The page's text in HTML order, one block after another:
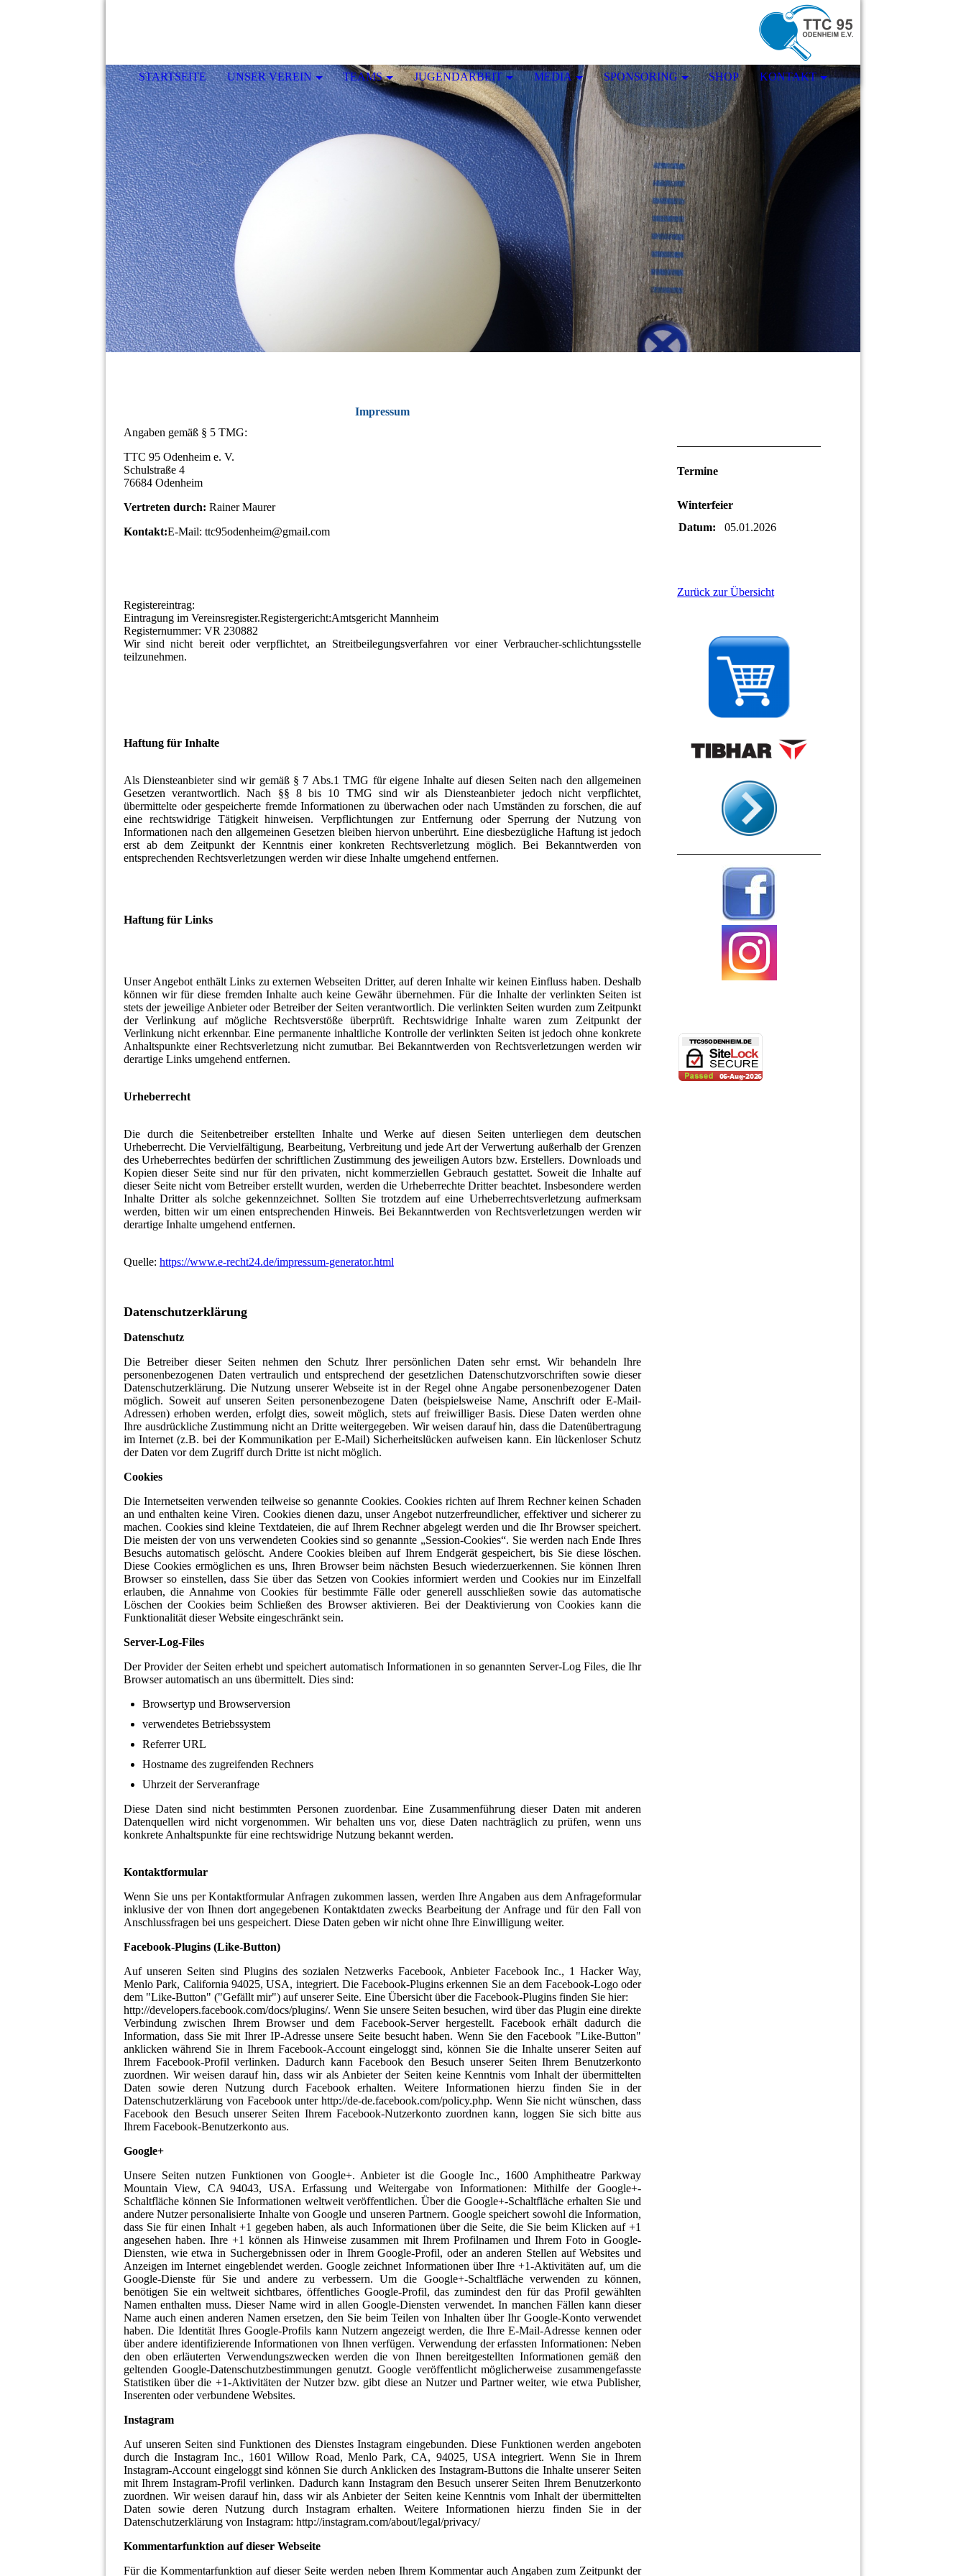
STARTSEITE UNSER VEREIN TEAMS JUGENDARBEIT MEDIA SPONSORING SHOP KONTAKT
Impressum
Angaben gemäß § 5 TMG:
TTC 95 Odenheim e. V.
Schulstraße 4
76684 Odenheim
Vertreten durch: Rainer Maurer
Kontakt:E-Mail: ttc95odenheim@gmail.com
Registereintrag:
Eintragung im Vereinsregister.Registergericht:Amtsgericht Mannheim
Registernummer: VR 230882
Wir sind nicht bereit oder verpflichtet, an Streitbeilegungsverfahren vor einer Verbraucher-schlichtungsstelle
teilzunehmen.
Haftung für Inhalte
Als Diensteanbieter sind wir gemäß § 7 Abs.1 TMG für eigene Inhalte auf diesen Seiten nach den allgemeinen
Gesetzen verantwortlich. Nach §§ 8 bis 10 TMG sind wir als Diensteanbieter jedoch nicht verpflichtet,
übermittelte oder gespeicherte fremde Informationen zu überwachen oder nach Umständen zu forschen, die auf
eine rechtswidrige Tätigkeit hinweisen. Verpflichtungen zur Entfernung oder Sperrung der Nutzung von
Informationen nach den allgemeinen Gesetzen bleiben hiervon unberührt. Eine diesbezügliche Haftung ist jedoch
erst ab dem Zeitpunkt der Kenntnis einer konkreten Rechtsverletzung möglich. Bei Bekanntwerden von
entsprechenden Rechtsverletzungen werden wir diese Inhalte umgehend entfernen.
Haftung für Links
Unser Angebot enthält Links zu externen Webseiten Dritter, auf deren Inhalte wir keinen Einfluss haben. Deshalb
können wir für diese fremden Inhalte auch keine Gewähr übernehmen. Für die Inhalte der verlinkten Seiten ist
stets der jeweilige Anbieter oder Betreiber der Seiten verantwortlich. Die verlinkten Seiten wurden zum Zeitpunkt
der Verlinkung auf mögliche Rechtsverstöße überprüft. Rechtswidrige Inhalte waren zum Zeitpunkt der
Verlinkung nicht erkennbar. Eine permanente inhaltliche Kontrolle der verlinkten Seiten ist jedoch ohne konkrete
Anhaltspunkte einer Rechtsverletzung nicht zumutbar. Bei Bekanntwerden von Rechtsverletzungen werden wir
derartige Links umgehend entfernen.
Urheberrecht
Die durch die Seitenbetreiber erstellten Inhalte und Werke auf diesen Seiten unterliegen dem deutschen
Urheberrecht. Die Vervielfältigung, Bearbeitung, Verbreitung und jede Art der Verwertung außerhalb der Grenzen
des Urheberrechtes bedürfen der schriftlichen Zustimmung des jeweiligen Autors bzw. Erstellers. Downloads und
Kopien dieser Seite sind nur für den privaten, nicht kommerziellen Gebrauch gestattet. Soweit die Inhalte auf
dieser Seite nicht vom Betreiber erstellt wurden, werden die Urheberrechte Dritter beachtet. Insbesondere werden
Inhalte Dritter als solche gekennzeichnet. Sollten Sie trotzdem auf eine Urheberrechtsverletzung aufmerksam
werden, bitten wir um einen entsprechenden Hinweis. Bei Bekanntwerden von Rechtsverletzungen werden wir
derartige Inhalte umgehend entfernen.
Quelle: https://www.e-recht24.de/impressum-generator.html
Datenschutzerklärung
Datenschutz
Die Betreiber dieser Seiten nehmen den Schutz Ihrer persönlichen Daten sehr ernst. Wir behandeln Ihre
personenbezogenen Daten vertraulich und entsprechend der gesetzlichen Datenschutzvorschriften sowie dieser
Datenschutzerklärung. Die Nutzung unserer Webseite ist in der Regel ohne Angabe personenbezogener Daten
möglich. Soweit auf unseren Seiten personenbezogene Daten (beispielsweise Name, Anschrift oder E-Mail-
Adressen) erhoben werden, erfolgt dies, soweit möglich, stets auf freiwilliger Basis. Diese Daten werden ohne
Ihre ausdrückliche Zustimmung nicht an Dritte weitergegeben. Wir weisen darauf hin, dass die Datenübertragung
im Internet (z.B. bei der Kommunikation per E-Mail) Sicherheitslücken aufweisen kann. Ein lückenloser Schutz
der Daten vor dem Zugriff durch Dritte ist nicht möglich.
Cookies
Die Internetseiten verwenden teilweise so genannte Cookies. Cookies richten auf Ihrem Rechner keinen Schaden
an und enthalten keine Viren. Cookies dienen dazu, unser Angebot nutzerfreundlicher, effektiver und sicherer zu
machen. Cookies sind kleine Textdateien, die auf Ihrem Rechner abgelegt werden und die Ihr Browser speichert.
Die meisten der von uns verwendeten Cookies sind so genannte „Session-Cookies“. Sie werden nach Ende Ihres
Besuchs automatisch gelöscht. Andere Cookies bleiben auf Ihrem Endgerät gespeichert, bis Sie diese löschen.
Diese Cookies ermöglichen es uns, Ihren Browser beim nächsten Besuch wiederzuerkennen. Sie können Ihren
Browser so einstellen, dass Sie über das Setzen von Cookies informiert werden und Cookies nur im Einzelfall
erlauben, die Annahme von Cookies für bestimmte Fälle oder generell ausschließen sowie das automatische
Löschen der Cookies beim Schließen des Browser aktivieren. Bei der Deaktivierung von Cookies kann die
Funktionalität dieser Website eingeschränkt sein.
Server-Log-Files
Der Provider der Seiten erhebt und speichert automatisch Informationen in so genannten Server-Log Files, die Ihr
Browser automatisch an uns übermittelt. Dies sind:
Browsertyp und Browserversion
verwendetes Betriebssystem
Referrer URL
Hostname des zugreifenden Rechners
Uhrzeit der Serveranfrage
Diese Daten sind nicht bestimmten Personen zuordenbar. Eine Zusammenführung dieser Daten mit anderen
Datenquellen wird nicht vorgenommen. Wir behalten uns vor, diese Daten nachträglich zu prüfen, wenn uns
konkrete Anhaltspunkte für eine rechtswidrige Nutzung bekannt werden.
Kontaktformular
Wenn Sie uns per Kontaktformular Anfragen zukommen lassen, werden Ihre Angaben aus dem Anfrageformular
inklusive der von Ihnen dort angegebenen Kontaktdaten zwecks Bearbeitung der Anfrage und für den Fall von
Anschlussfragen bei uns gespeichert. Diese Daten geben wir nicht ohne Ihre Einwilligung weiter.
Facebook-Plugins (Like-Button)
Auf unseren Seiten sind Plugins des sozialen Netzwerks Facebook, Anbieter Facebook Inc., 1 Hacker Way,
Menlo Park, California 94025, USA, integriert. Die Facebook-Plugins erkennen Sie an dem Facebook-Logo oder
dem "Like-Button" ("Gefällt mir") auf unserer Seite. Eine Übersicht über die Facebook-Plugins finden Sie hier:
http://developers.facebook.com/docs/plugins/. Wenn Sie unsere Seiten besuchen, wird über das Plugin eine direkte
Verbindung zwischen Ihrem Browser und dem Facebook-Server hergestellt. Facebook erhält dadurch die
Information, dass Sie mit Ihrer IP-Adresse unsere Seite besucht haben. Wenn Sie den Facebook "Like-Button"
anklicken während Sie in Ihrem Facebook-Account eingeloggt sind, können Sie die Inhalte unserer Seiten auf
Ihrem Facebook-Profil verlinken. Dadurch kann Facebook den Besuch unserer Seiten Ihrem Benutzerkonto
zuordnen. Wir weisen darauf hin, dass wir als Anbieter der Seiten keine Kenntnis vom Inhalt der übermittelten
Daten sowie deren Nutzung durch Facebook erhalten. Weitere Informationen hierzu finden Sie in der
Datenschutzerklärung von Facebook unter http://de-de.facebook.com/policy.php. Wenn Sie nicht wünschen, dass
Facebook den Besuch unserer Seiten Ihrem Facebook-Nutzerkonto zuordnen kann, loggen Sie sich bitte aus
Ihrem Facebook-Benutzerkonto aus.
Google+
Unsere Seiten nutzen Funktionen von Google+. Anbieter ist die Google Inc., 1600 Amphitheatre Parkway
Mountain View, CA 94043, USA. Erfassung und Weitergabe von Informationen: Mithilfe der Google+-
Schaltfläche können Sie Informationen weltweit veröffentlichen. Über die Google+-Schaltfläche erhalten Sie und
andere Nutzer personalisierte Inhalte von Google und unseren Partnern. Google speichert sowohl die Information,
dass Sie für einen Inhalt +1 gegeben haben, als auch Informationen über die Seite, die Sie beim Klicken auf +1
angesehen haben. Ihre +1 können als Hinweise zusammen mit Ihrem Profilnamen und Ihrem Foto in Google-
Diensten, wie etwa in Suchergebnissen oder in Ihrem Google-Profil, oder an anderen Stellen auf Websites und
Anzeigen im Internet eingeblendet werden. Google zeichnet Informationen über Ihre +1-Aktivitäten auf, um die
Google-Dienste für Sie und andere zu verbessern. Um die Google+-Schaltfläche verwenden zu können,
benötigen Sie ein weltweit sichtbares, öffentliches Google-Profil, das zumindest den für das Profil gewählten
Namen enthalten muss. Dieser Name wird in allen Google-Diensten verwendet. In manchen Fällen kann dieser
Name auch einen anderen Namen ersetzen, den Sie beim Teilen von Inhalten über Ihr Google-Konto verwendet
haben. Die Identität Ihres Google-Profils kann Nutzern angezeigt werden, die Ihre E-Mail-Adresse kennen oder
über andere identifizierende Informationen von Ihnen verfügen. Verwendung der erfassten Informationen: Neben
den oben erläuterten Verwendungszwecken werden die von Ihnen bereitgestellten Informationen gemäß den
geltenden Google-Datenschutzbestimmungen genutzt. Google veröffentlicht möglicherweise zusammengefasste
Statistiken über die +1-Aktivitäten der Nutzer bzw. gibt diese an Nutzer und Partner weiter, wie etwa Publisher,
Inserenten oder verbundene Websites.
Instagram
Auf unseren Seiten sind Funktionen des Dienstes Instagram eingebunden. Diese Funktionen werden angeboten
durch die Instagram Inc., 1601 Willow Road, Menlo Park, CA, 94025, USA integriert. Wenn Sie in Ihrem
Instagram-Account eingeloggt sind können Sie durch Anklicken des Instagram-Buttons die Inhalte unserer Seiten
mit Ihrem Instagram-Profil verlinken. Dadurch kann Instagram den Besuch unserer Seiten Ihrem Benutzerkonto
zuordnen. Wir weisen darauf hin, dass wir als Anbieter der Seiten keine Kenntnis vom Inhalt der übermittelten
Daten sowie deren Nutzung durch Instagram erhalten. Weitere Informationen hierzu finden Sie in der
Datenschutzerklärung von Instagram: http://instagram.com/about/legal/privacy/
Kommentarfunktion auf dieser Webseite
Für die Kommentarfunktion auf dieser Seite werden neben Ihrem Kommentar auch Angaben zum Zeitpunkt der
Termine
Winterfeier
Datum:
05.01.2026
Zurück zur Übersicht